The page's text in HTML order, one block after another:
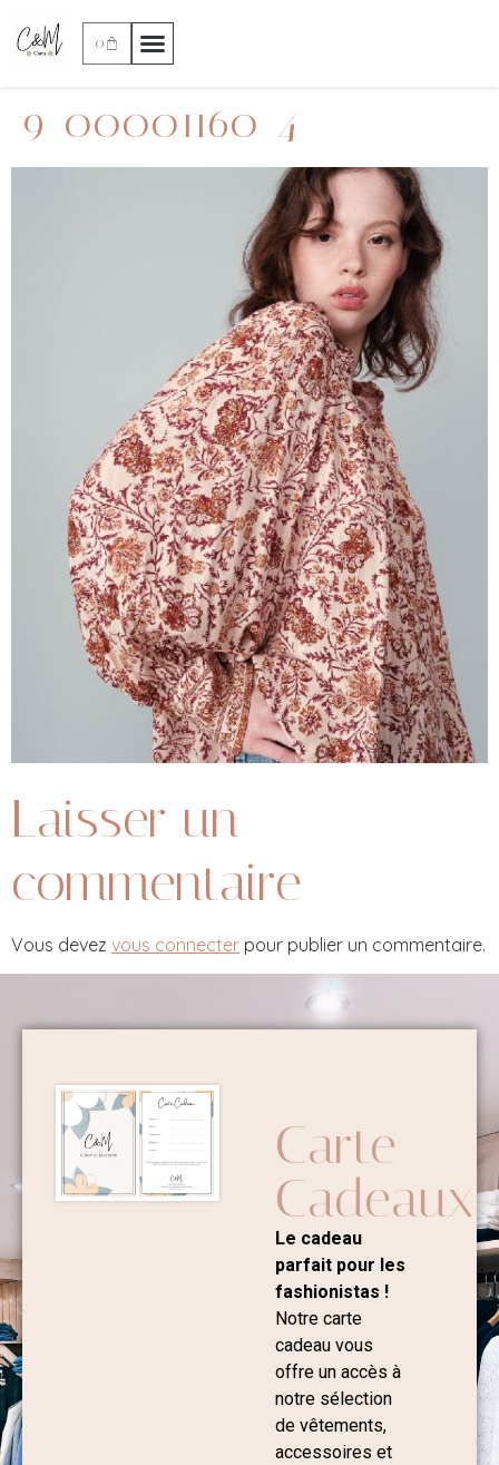
0
9_00001160_4
Laisser un
commentaire
Vous devez vous connecter pour publier un commentaire.
Carte
Cadeaux
Le cadeau
parfait pour les
fashionistas !
Notre carte
cadeau vous
offre un accès à
notre sélection
de vêtements,
accessoires et